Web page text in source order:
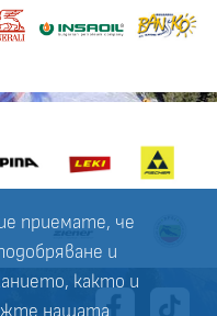
приемате, че
и
както и
нашата